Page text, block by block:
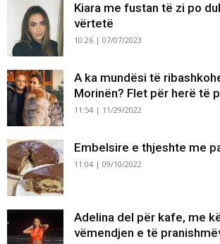
Kiara me fustan të zi po
vërtetë
10:26 | 07/07/2023
A ka mundësi të
Morinën? Flet për herë të
11:54 | 11/29/2022
Embelsire e thjeshte me
11:04 | 09/10/2022
Adelina del për kafe, me
vëmendjen e të